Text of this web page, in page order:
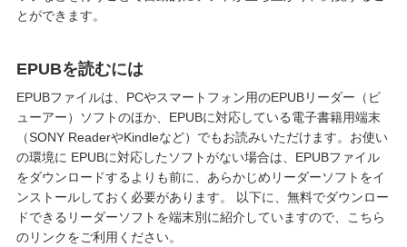
とができます。
EPUBを読むには
EPUBファイルは、PCやスマートフォン用のEPUBリーダー（ビ
ューアー）ソフトのほか、EPUBに対応している電子書籍用端末
（SONY ReaderやKindleなど）でもお読みいただけます。お使い
の環境に EPUBに対応したソフトがない場合は、EPUBファイル
をダウンロードするよりも前に、あらかじめリーダーソフトをイ
ンストールしておく必要があります。 以下に、無料でダウンロー
ドできるリーダーソフトを端末別に紹介していますので、こちら
のリンクをご利用ください。